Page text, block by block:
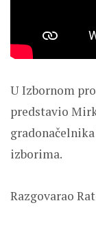
U Izbornom
predstavio
izborima.
Razgovarao